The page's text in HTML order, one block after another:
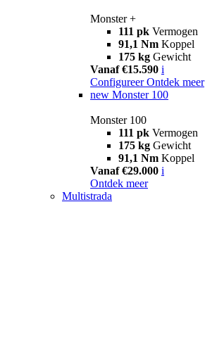
Monster +
111 pk Vermogen
91,1 Nm Koppel
175 kg Gewicht
Vanaf €15.590 i
Configureer Ontdek meer
new Monster 100
Monster 100
111 pk Vermogen
175 kg Gewicht
91,1 Nm Koppel
Vanaf €29.000 i
Ontdek meer
Multistrada